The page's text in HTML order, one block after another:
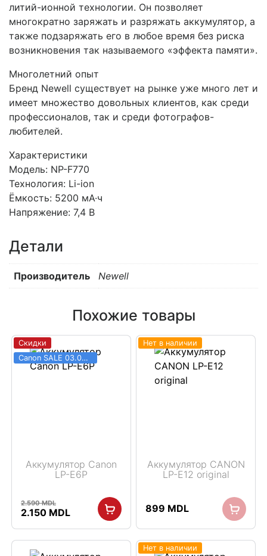
литий-ионной технологии. Он позволяет
многократно заряжать и разряжать аккумулятор, а
также подзаряжать его в любое время без риска
возникновения так называемого «эффекта памяти».
Многолетний опыт
Бренд Newell существует на рынке уже много лет и
имеет множество довольных клиентов, как среди
профессионалов, так и среди фотографов-
любителей.
Характеристики
Модель: NP-F770
Технология: Li-ion
Ёмкость: 5200 мА·ч
Напряжение: 7,4 В
Детали
Производитель Newell
Похожие товары
Скидки
Canon SALE 03.06 - 31.08
Аккумулятор Canon
LP-E6P
2.590MDL
Первоначальная
2.150 MDL Текущая
Нет в наличии
Аккумулятор CANON
LP-E12 original
899 MDL
Нет в наличии